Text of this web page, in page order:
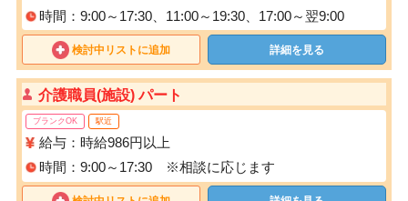
時間：9:00～17:30、11:00～19:30、17:00～翌9:00
検討中リストに追加 詳細を見る
介護職員(施設) パート
ブランクOK 駅近
給与：時給986円以上
時間：9:00～17:30 ※相談に応じます